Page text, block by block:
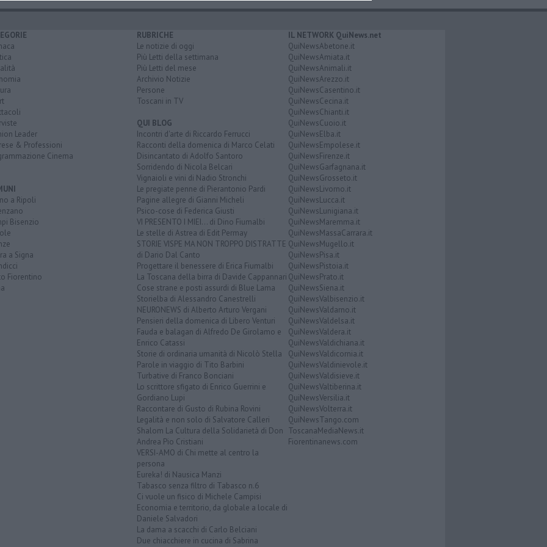
Leader
& Professioni
Cinema
a Ripoli
Bisenzio
a Signa
Fiorentino
RUBRICHE
Le notizie di oggi
Più Letti della settimana
Più Letti del mese
Archivio Notizie
Persone
Toscani in TV
QUI BLOG
Incontri d'arte di Riccardo Ferrucci
Racconti della domenica di Marco Celati
Disincantato di Adolfo Santoro
Sorridendo di Nicola Belcari
Vignaioli e vini di Nadio Stronchi
Le pregiate penne di Pierantonio Pardi
Pagine allegre di Gianni Micheli
Psico-cose di Federica Giusti
VI PRESENTO I MIEI... di Dino Fiumalbi
Le stelle di Astrea di Edit Permay
STORIE VISPE MA NON TROPPO DISTRATTE
di Dario Dal Canto
Progettare il benessere di Erica Fiumalbi
La Toscana della birra di Davide Cappannari
Cose strane e posti assurdi di Blue Lama
Storielba di Alessandro Canestrelli
NEURONEWS di Alberto Arturo Vergani
Pensieri della domenica di Libero Venturi
Fauda e balagan di Alfredo De Girolamo e
Enrico Catassi
Storie di ordinaria umanità di Nicolò Stella
Parole in viaggio di Tito Barbini
Turbative di Franco Bonciani
Lo scrittore sfigato di Enrico Guerrini e
Gordiano Lupi
Raccontare di Gusto di Rubina Rovini
Legalità e non solo di Salvatore Calleri
Shalom La Cultura della Solidarietà di Don
Andrea Pio Cristiani
VERSI-AMO di Chi mette al centro la
persona
Eureka! di Nausica Manzi
Tabasco senza filtro di Tabasco n.6
Ci vuole un fisico di Michele Campisi
Economia e territorio, da globale a locale di
Daniele Salvadori
La dama a scacchi di Carlo Belciani
Due chiacchiere in cucina di Sabrina
IL NETWORK QuiNews.net
QuiNewsAbetone.it
QuiNewsAmiata.it
QuiNewsAnimali.it
QuiNewsArezzo.it
QuiNewsCasentino.it
QuiNewsCecina.it
QuiNewsChianti.it
QuiNewsCuoio.it
QuiNewsElba.it
QuiNewsEmpolese.it
QuiNewsFirenze.it
QuiNewsGarfagnana.it
QuiNewsGrosseto.it
QuiNewsLivorno.it
QuiNewsLucca.it
QuiNewsLunigiana.it
QuiNewsMaremma.it
QuiNewsMassaCarrara.it
QuiNewsMugello.it
QuiNewsPisa.it
QuiNewsPistoia.it
QuiNewsPrato.it
QuiNewsSiena.it
QuiNewsValbisenzio.it
QuiNewsValdarno.it
QuiNewsValdelsa.it
QuiNewsValdera.it
QuiNewsValdichiana.it
QuiNewsValdicornia.it
QuiNewsValdinievole.it
QuiNewsValdisieve.it
QuiNewsValtiberina.it
QuiNewsVersilia.it
QuiNewsVolterra.it
QuiNewsTango.com
ToscanaMediaNews.it
Fiorentinanews.com